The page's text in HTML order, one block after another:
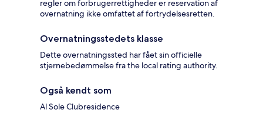
regler om forbrugerrettigheder er reservation af
overnatning ikke omfattet af fortrydelsesretten.
Overnatningsstedets klasse
Dette overnatningssted har fået sin officielle
stjernebedømmelse fra the local rating authority.
Også kendt som
Al Sole Clubresidence